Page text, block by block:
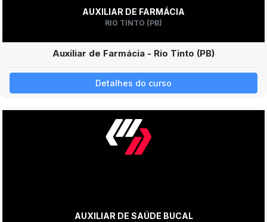
AUXILIAR DE FARMÁCIA
RIO TINTO (PB)
Auxiliar de Farmácia - Rio Tinto (PB)
Detalhes do curso
AUXILIAR DE SAÚDE BUCAL